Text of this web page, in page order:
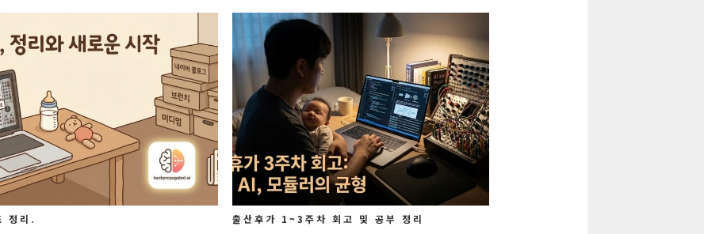
정리. 출산후가 1~3주차 회고 및 공부 정리